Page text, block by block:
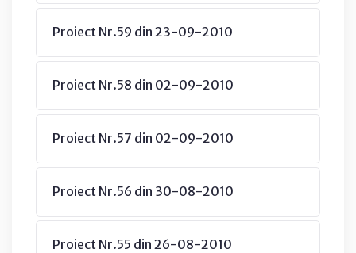
Proiect Nr.59 din 23-09-2010
Proiect Nr.58 din 02-09-2010
Proiect Nr.57 din 02-09-2010
Proiect Nr.56 din 30-08-2010
Proiect Nr.55 din 26-08-2010